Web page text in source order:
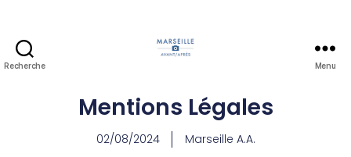
Recherche Menu
Mentions Légales
02/08/2024 Marseille A.A.